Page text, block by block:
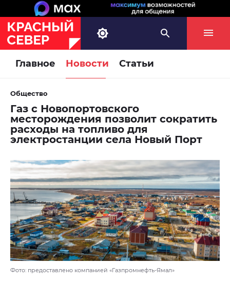
Главное Новости Статьи
Общество
Газ с Новопортовского
месторождения позволит сократить
расходы на топливо для
электростанции села Новый Порт
Фото: предоставлено компанией «Газпромнефть-Ямал»